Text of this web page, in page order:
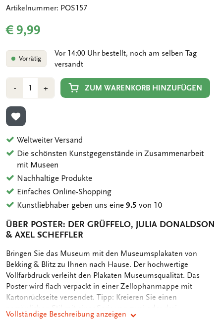
Artikelnummer: POS157
€ 9,99
Vorrätig
Vor 14:00 Uhr bestellt, noch am selben Tag
versandt
-Min
1
Anzahl
+Plus
1
ZUM WARENKORB HINZUFÜGEN
ZUR WUNSCHLISTE HINZUFÜGEN
Weltweiter Versand
Die schönsten Kunstgegenstände in Zusammenarbeit
mit Museen
Nachhaltige Produkte
Einfaches Online-Shopping
Kunstliebhaber geben uns eine9.5 von 10
ÜBER POSTER: DER GRÜFFELO, JULIA DONALDSON
& AXEL SCHEFFLER
OMSCHRIJVING
Bringen Sie das Museum mit den Museumsplakaten von
Bekking & Blitz zu Ihnen nach Hause. Der hochwertige
Vollfarbdruck verleiht den Plakaten Museumsqualität. Das
Poster wird flach verpackt in einer Zellophanmappe mit
Kartonrückseite versendet. Tipp: Kreieren Sie einen
persönlichen Stil mit einer Serie von zwei oder drei
Kunstpostern an der Wand. Wenn Sie sich dafür entscheiden,
Vollständige Beschreibung anzeigen